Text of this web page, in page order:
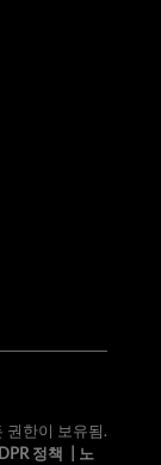
한이 보유됨.
정책
노